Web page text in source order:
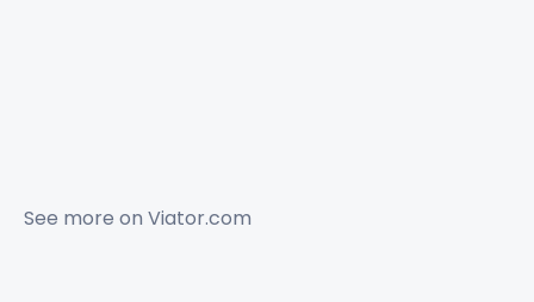
See more on Viator.com